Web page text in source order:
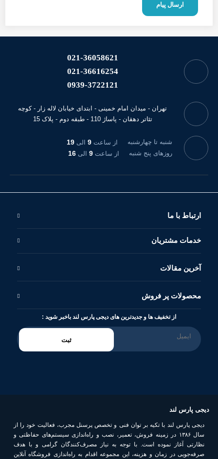
ارسال پیام
021-36058621
021-36616254
0939-3722121
تهران - میدان امام خمینی - ابتدای خیابان لاله زار - کوچه
تئاتر دهقان - پاساژ 110 - طبقه دوم - پلاک 15
شنبه تا چهارشنبه از ساعت 9 الی 19
روزهای پنج شنبه از ساعت 9 الی 16
ارتباط با ما
خدمات مشتریان
آخرین مقالات
محصولات پر فروش
از تخفیف ها و جدیدترین های دیجی پارس لند باخبر شوید :
ثبت
دیجی پارس لند
دیجی پارس لند با تکیه بر توان فنی و تخصص پرسنل مجرب، فعالیت خود را از
سال ۱۳۸۶ در زمینه فروش، تعمیر، نصب و راه‌اندازی سیستم‌های حفاظتی و
نظارتی آغاز نموده است. با توجه به نیاز مصرف‌کنندگان گرامی و با هدف
صرفه‌جویی در زمان و هزینه، این مجموعه اقدام به راه‌اندازی فروشگاه آنلاین